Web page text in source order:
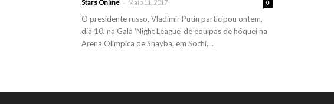
Stars Online - Maio 11, 2017 0
O presidente russo, Vladimir Putin participou ontem,
dia 10, na Gala 'Night League' de equipas de hóquei na
Arena Olímpica de Shayba, em Sochi,...